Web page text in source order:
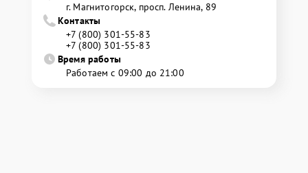
г. Магнитогорск, просп. Ленина, 89
Контакты
+7 (800) 301-55-83
+7 (800) 301-55-83
Время работы
Работаем с 09:00 до 21:00